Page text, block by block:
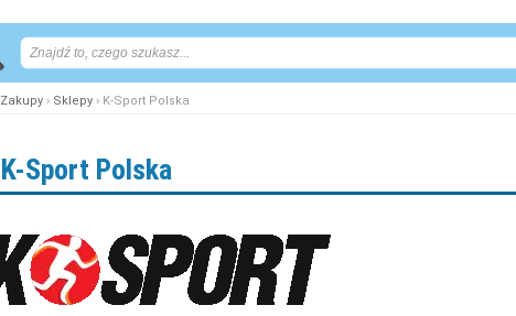
Zakupy › Sklepy › K-Sport Polska
K-Sport Polska